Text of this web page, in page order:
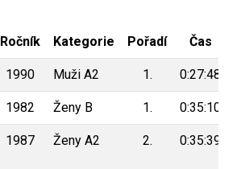
Ročník Kategorie Pořadí Čas
1990 Muži A2 1. 0:27:48
1982 Ženy B 1. 0:35:10
1987 Ženy A2 2. 0:35:39